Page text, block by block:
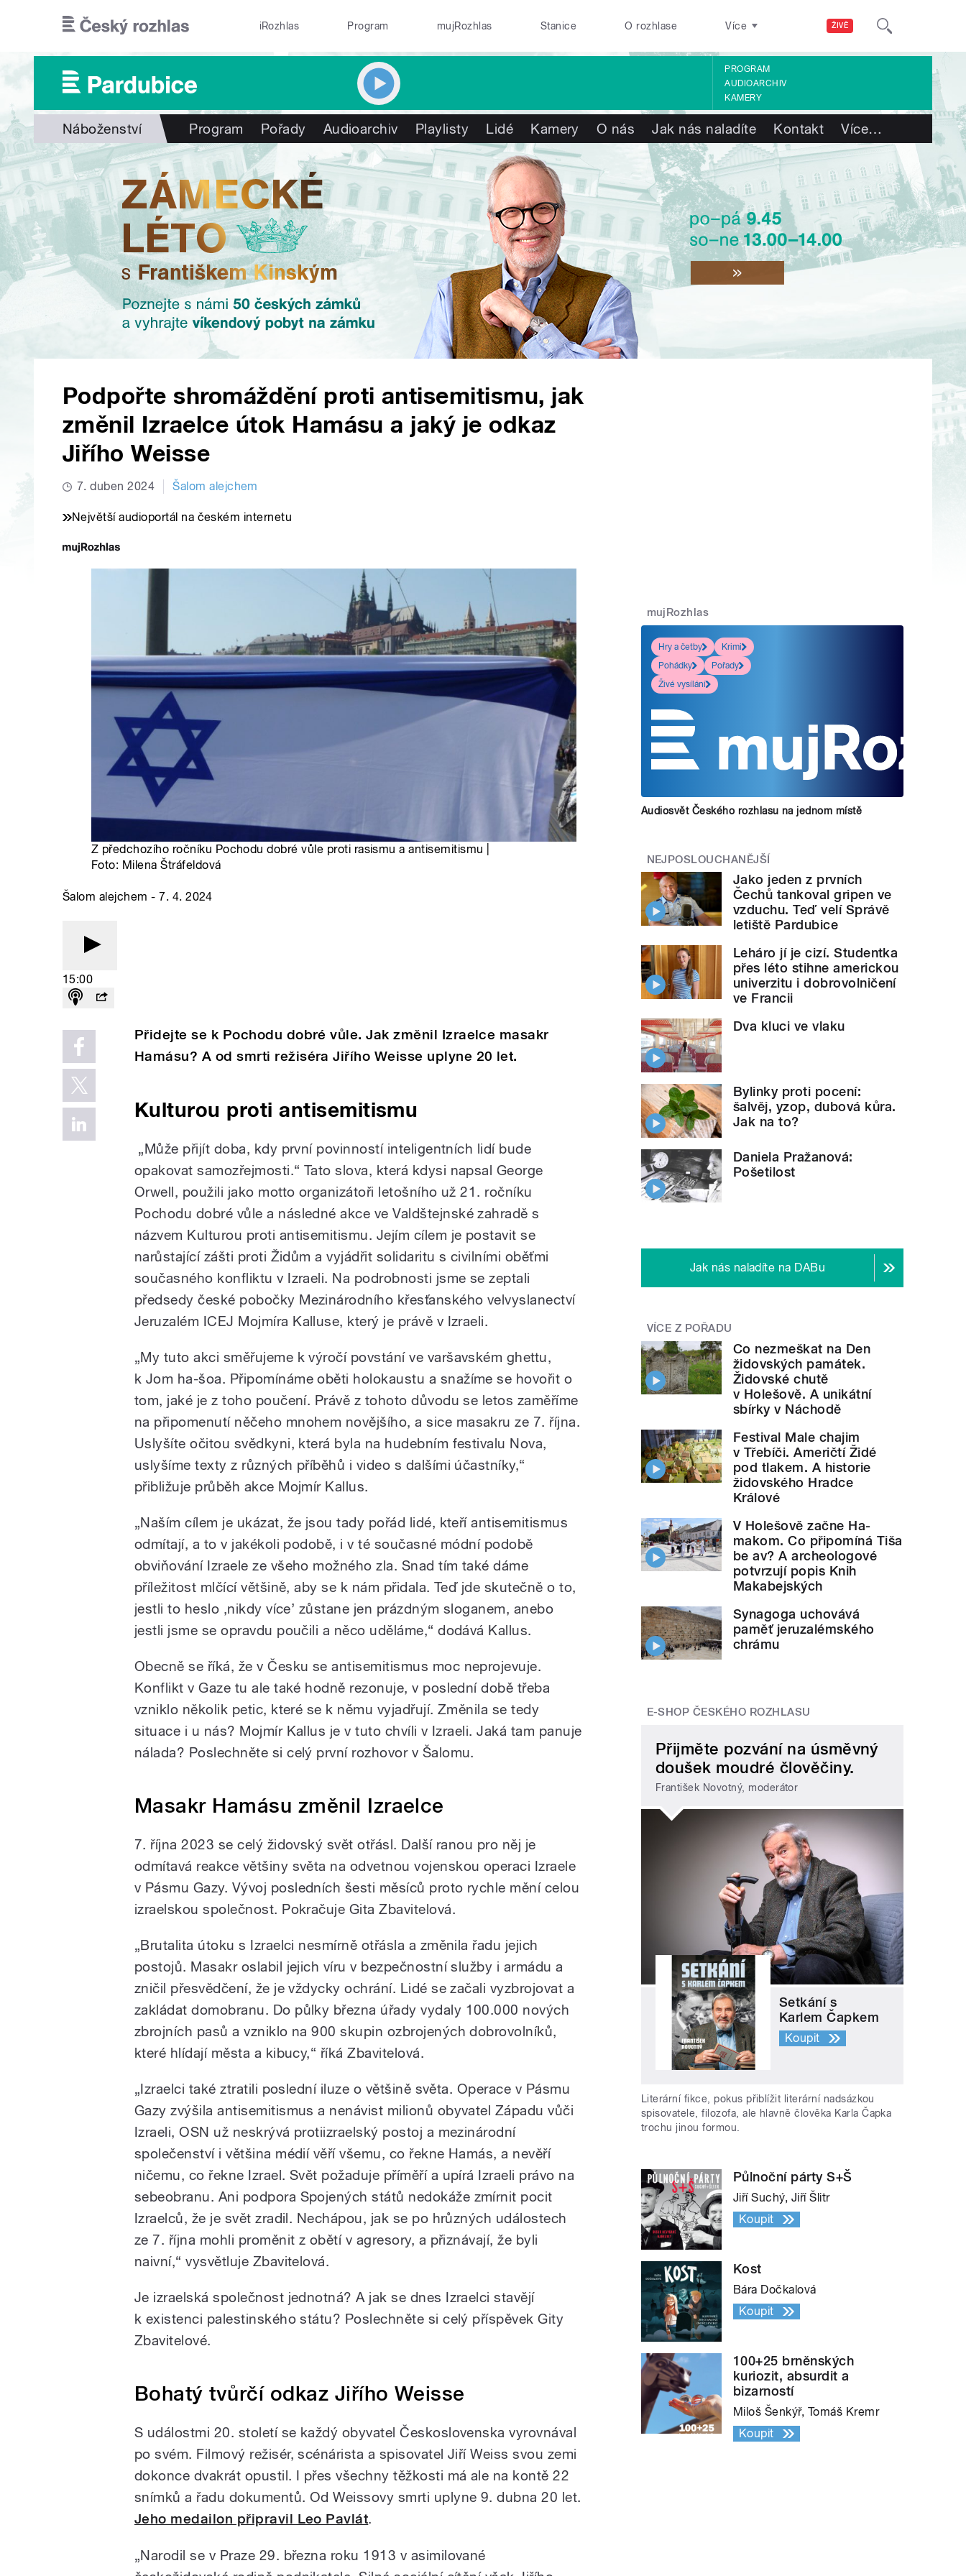
ŽIVĚ
iRozhlas Program mujRozhlas Stanice O rozhlase Více
PROGRAM
AUDIOARCHIV
KAMERY
Náboženství Program Pořady Audioarchiv Playlisty Lidé Kamery O nás Jak nás naladíte Kontakt Více…
Podpořte shromáždění proti antisemitismu, jak
změnil Izraelce útok Hamásu a jaký je odkaz
Jiřího Weisse
7. duben 2024 Šalom alejchem
Největší audioportál na českém internetu
Z předchozího ročníku Pochodu dobré vůle proti rasismu a antisemitismu |
Foto: Milena Štráfeldová
Šalom alejchem - 7. 4. 2024
15:00
Přidejte se k Pochodu dobré vůle. Jak změnil Izraelce masakr
Hamásu? A od smrti režiséra Jiřího Weisse uplyne 20 let.
Kulturou proti antisemitismu
„Může přijít doba, kdy první povinností inteligentních lidí bude
opakovat samozřejmosti.“ Tato slova, která kdysi napsal George
Orwell, použili jako motto organizátoři letošního už 21. ročníku
Pochodu dobré vůle a následné akce ve Valdštejnské zahradě s
názvem Kulturou proti antisemitismu. Jejím cílem je postavit se
narůstající zášti proti Židům a vyjádřit solidaritu s civilními oběťmi
současného konfliktu v Izraeli. Na podrobnosti jsme se zeptali
předsedy české pobočky Mezinárodního křesťanského velvyslanectví
Jeruzalém ICEJ Mojmíra Kalluse, který je právě v Izraeli.
„My tuto akci směřujeme k výročí povstání ve varšavském ghettu,
k Jom ha-šoa. Připomínáme oběti holokaustu a snažíme se hovořit o
tom, jaké je z toho poučení. Právě z tohoto důvodu se letos zaměříme
na připomenutí něčeho mnohem novějšího, a sice masakru ze 7. října.
Uslyšíte očitou svědkyni, která byla na hudebním festivalu Nova,
uslyšíme texty z různých příběhů i video s dalšími účastníky,“
přibližuje průběh akce Mojmír Kallus.
„Naším cílem je ukázat, že jsou tady pořád lidé, kteří antisemitismus
odmítají, a to v jakékoli podobě, i v té současné módní podobě
obviňování Izraele ze všeho možného zla. Snad tím také dáme
příležitost mlčící většině, aby se k nám přidala. Teď jde skutečně o to,
jestli to heslo ,nikdy více’ zůstane jen prázdným sloganem, anebo
jestli jsme se opravdu poučili a něco uděláme,“ dodává Kallus.
Obecně se říká, že v Česku se antisemitismus moc neprojevuje.
Konflikt v Gaze tu ale také hodně rezonuje, v poslední době třeba
vzniklo několik petic, které se k němu vyjadřují. Změnila se tedy
situace i u nás? Mojmír Kallus je v tuto chvíli v Izraeli. Jaká tam panuje
nálada? Poslechněte si celý první rozhovor v Šalomu.
Masakr Hamásu změnil Izraelce
7. října 2023 se celý židovský svět otřásl. Další ranou pro něj je
odmítavá reakce většiny světa na odvetnou vojenskou operaci Izraele
v Pásmu Gazy. Vývoj posledních šesti měsíců proto rychle mění celou
izraelskou společnost. Pokračuje Gita Zbavitelová.
„Brutalita útoku s Izraelci nesmírně otřásla a změnila řadu jejich
postojů. Masakr oslabil jejich víru v bezpečnostní služby i armádu a
zničil přesvědčení, že je vždycky ochrání. Lidé se začali vyzbrojovat a
zakládat domobranu. Do půlky března úřady vydaly 100.000 nových
zbrojních pasů a vzniklo na 900 skupin ozbrojených dobrovolníků,
které hlídají města a kibucy,“ říká Zbavitelová.
„Izraelci také ztratili poslední iluze o většině světa. Operace v Pásmu
Gazy zvýšila antisemitismus a nenávist milionů obyvatel Západu vůči
Izraeli, OSN už neskrývá protiizraelský postoj a mezinárodní
společenství i většina médií věří všemu, co řekne Hamás, a nevěří
ničemu, co řekne Izrael. Svět požaduje příměří a upírá Izraeli právo na
sebeobranu. Ani podpora Spojených států nedokáže zmírnit pocit
Izraelců, že je svět zradil. Nechápou, jak se po hrůzných událostech
ze 7. října mohli proměnit z obětí v agresory, a přiznávají, že byli
naivní,“ vysvětluje Zbavitelová.
Je izraelská společnost jednotná? A jak se dnes Izraelci stavějí
k existenci palestinského státu? Poslechněte si celý příspěvek Gity
Zbavitelové.
Bohatý tvůrčí odkaz Jiřího Weisse
S událostmi 20. století se každý obyvatel Československa vyrovnával
po svém. Filmový režisér, scénárista a spisovatel Jiří Weiss svou zemi
dokonce dvakrát opustil. I přes všechny těžkosti má ale na kontě 22
snímků a řadu dokumentů. Od Weissovy smrti uplyne 9. dubna 20 let.
Jeho medailon připravil Leo Pavlát.
„Narodil se v Praze 29. března roku 1913 v asimilované
mujRozhlas
Hry a četby
Krimi
Pohádky
Pořady
Živé vysílání
Audiosvět Českého rozhlasu na jednom místě
NEJPOSLOUCHANĚJŠÍ
Jako jeden z prvních
Čechů tankoval gripen ve
vzduchu. Teď velí Správě
letiště Pardubice
Leháro jí je cizí. Studentka
přes léto stihne americkou
univerzitu i dobrovolničení
ve Francii
Dva kluci ve vlaku
Bylinky proti pocení:
šalvěj, yzop, dubová kůra.
Jak na to?
Daniela Pražanová:
Pošetilost
Jak nás naladíte na DABu
VÍCE Z POŘADU
Co nezmeškat na Den
židovských památek.
Židovské chutě
v Holešově. A unikátní
sbírky v Náchodě
Festival Male chajim
v Třebíči. Američtí Židé
pod tlakem. A historie
židovského Hradce
Králové
V Holešově začne Ha-
makom. Co připomíná Tiša
be av? A archeologové
potvrzují popis Knih
Makabejských
Synagoga uchovává
paměť jeruzalémského
chrámu
E-SHOP ČESKÉHO ROZHLASU
Přijměte pozvání na úsměvný
doušek moudré člověčiny.
František Novotný, moderátor
Setkání s
Karlem Čapkem
Koupit
Literární fikce, pokus přiblížit literární nadsázkou
spisovatele, filozofa, ale hlavně člověka Karla Čapka
trochu jinou formou.
Půlnoční párty S+Š
Jiří Suchý, Jiří Šlitr
Koupit
Kost
Bára Dočkalová
Koupit
100+25 brněnských
kuriozit, absurdit a
bizarností
Miloš Šenkýř, Tomáš Kremr
Koupit